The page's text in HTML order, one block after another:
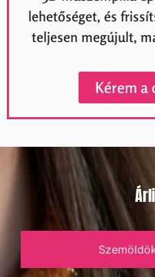
lehetőséget, és
teljesen megújult,
Kérem a